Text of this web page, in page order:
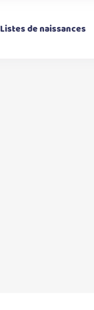
Listes de naissances